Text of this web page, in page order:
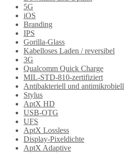
5G
iOS
Branding
IPS
Gorilla-Glass
Kabelloses Laden / reversibel
3G
Qualcomm Quick Charge
MIL-STD-810-zertifiziert
Antibakteriell und antimikrobiell
Stylus
AptX HD
USB-OTG
UFS
AptX Lossless
Display-Pixeldichte
AptX Adaptive